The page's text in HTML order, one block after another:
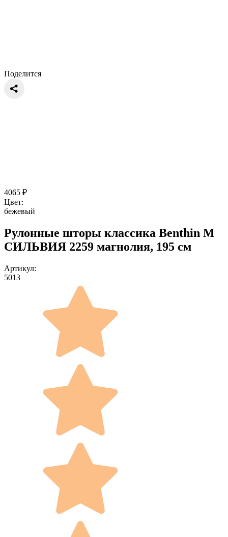
Поделится
4065 ₽
Цвет:
бежевый
Рулонные шторы классика Benthin M
СИЛЬВИЯ 2259 магнолия, 195 см
Артикул:
5013